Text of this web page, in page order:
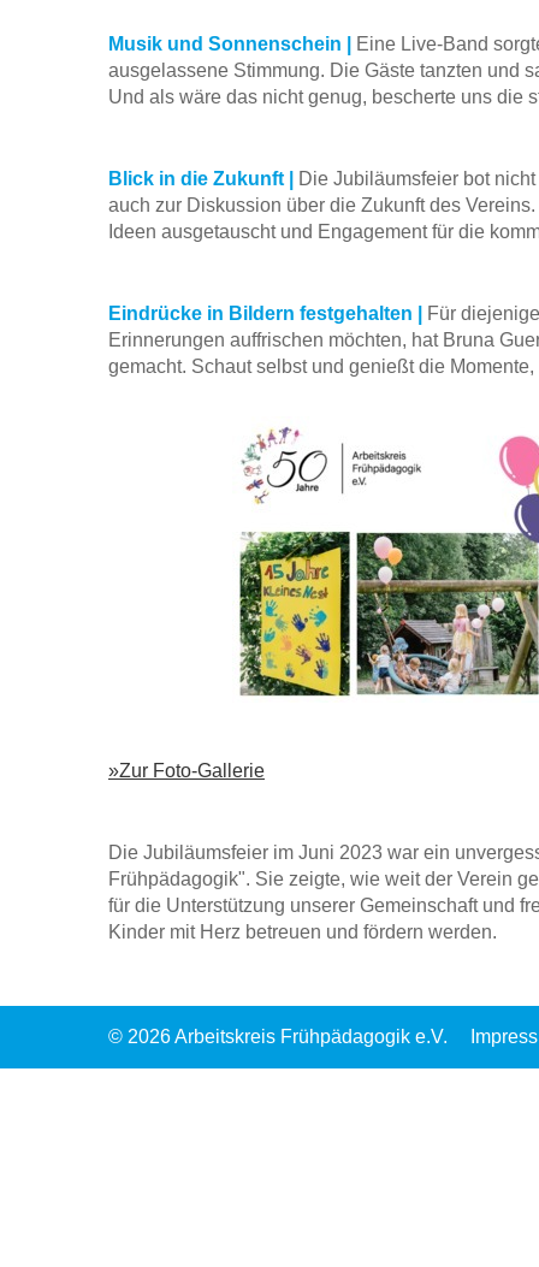
Musik und Sonnenschein |
Eine Live-Band
ausgelassene Stimmung. Die Gäste tanzten und
Und als wäre das nicht genug, bescherte uns die
Blick in die Zukunft |
Die Jubiläumsfeier bot
auch zur Diskussion über die Zukunft des
Ideen ausgetauscht und Engagement für die
Eindrücke in Bildern festgehalten |
Für
Erinnerungen auffrischen möchten, hat Bruna
gemacht. Schaut selbst und genießt die
Zur Foto-Gallerie
Die Jubiläumsfeier im Juni 2023 war ein
Frühpädagogik". Sie zeigte, wie weit der Verein
für die Unterstützung unserer Gemeinschaft und
Kinder mit Herz betreuen und fördern werden.
© 2026 Arbeitskreis Frühpädagogik e.V.